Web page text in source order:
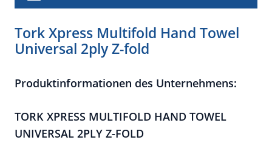
Tork Xpress Multifold Hand Towel
Universal 2ply Z-fold
Produktinformationen des Unternehmens:
TORK XPRESS MULTIFOLD HAND TOWEL
UNIVERSAL 2PLY Z-FOLD